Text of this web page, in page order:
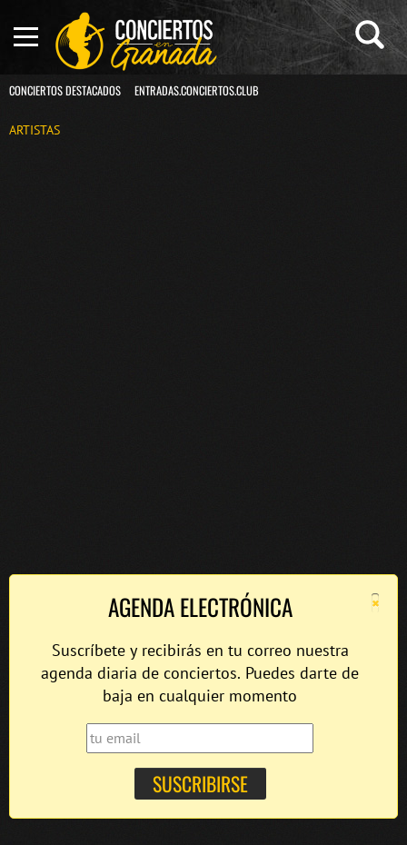
CONCIERTOS DESTACADOS ENTRADAS.CONCIERTOS.CLUB
ARTISTAS
×
AGENDA ELECTRÓNICA
Suscríbete y recibirás en tu correo nuestra
agenda diaria de conciertos. Puedes darte de
baja en cualquier momento